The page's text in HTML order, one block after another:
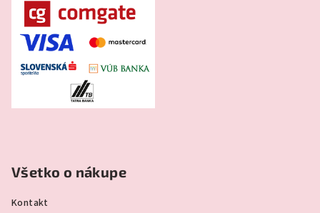
Všetko o nákupe
Kontakt